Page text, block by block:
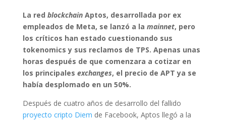
La red blockchainAptos, desarrollada por ex
empleados de Meta, se lanzó a la mainnet, pero
los críticos han estado cuestionando sus
tokenomics y sus reclamos de TPS. Apenas unas
horas después de que comenzara a cotizar en
los principales exchanges, el precio de APT ya se
había desplomado en un 50%.
Después de cuatro años de desarrollo del fallido
proyecto cripto Diem de Facebook, Aptos llegó a la